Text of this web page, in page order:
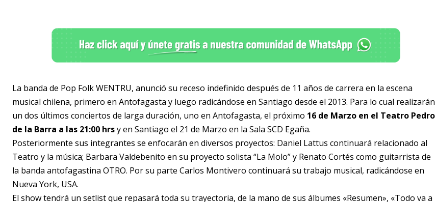
La banda de Pop Folk WENTRU, anunció su receso indefinido después de 11 años de carrera en la escena
musical chilena, primero en Antofagasta y luego radicándose en Santiago desde el 2013. Para lo cual realizarán
un dos últimos conciertos de larga duración, uno en Antofagasta, el próximo 16 de Marzo en el Teatro Pedro
de la Barra a las 21:00 hrsy en Santiago el 21 de Marzo en la Sala SCD Egaña.
Posteriormente sus integrantes se enfocarán en diversos proyectos: Daniel Lattus continuará relacionado al
Teatro y la música; Barbara Valdebenito en su proyecto solista “La Molo” y Renato Cortés como guitarrista de
la banda antofagastina OTRO. Por su parte Carlos Montivero continuará su trabajo musical, radicándose en
Nueva York, USA.
El show tendrá un setlist que repasará toda su trayectoria, de la mano de sus álbumes «Resumen», «Todo va a